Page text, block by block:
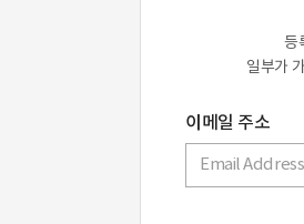
등
일부가
이메일 주소